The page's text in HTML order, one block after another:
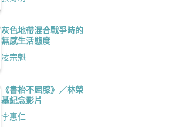
灰色地帶混合戰爭時的
無感生活態度
凌宗魁
《書枱不屈膝》／林榮
基紀念影片
李惠仁